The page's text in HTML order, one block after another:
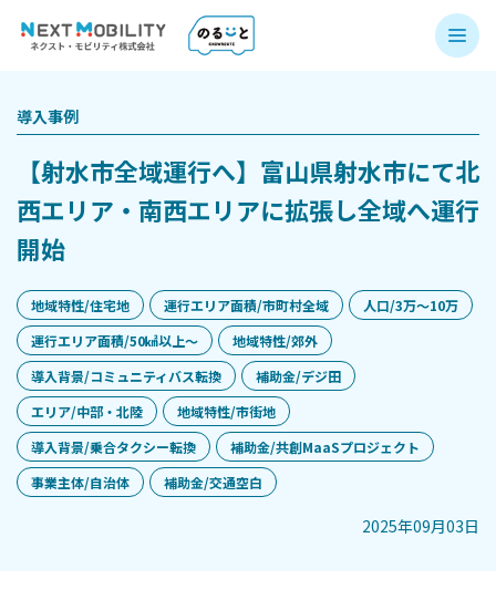
導入事例
【射水市全域運行へ】富山県射水市にて北
西エリア・南西エリアに拡張し全域へ運行
開始
地域特性/住宅地 運行エリア面積/市町村全域
人口/3万〜10万
運行エリア面積/50㎢以上〜
地域特性/郊外
導入背景/コミュニティバス転換
補助金/デジ田
エリア/中部・北陸
地域特性/市街地
導入背景/乗合タクシー転換
補助金/共創MaaSプロジェクト
事業主体/自治体
補助金/交通空白
2025年09月03日